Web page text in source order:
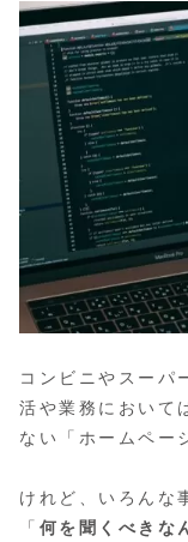
コンビニやスーパ
活や業務において
ない「ホームペー
けれど、いろんな
「 何を聞くべきな